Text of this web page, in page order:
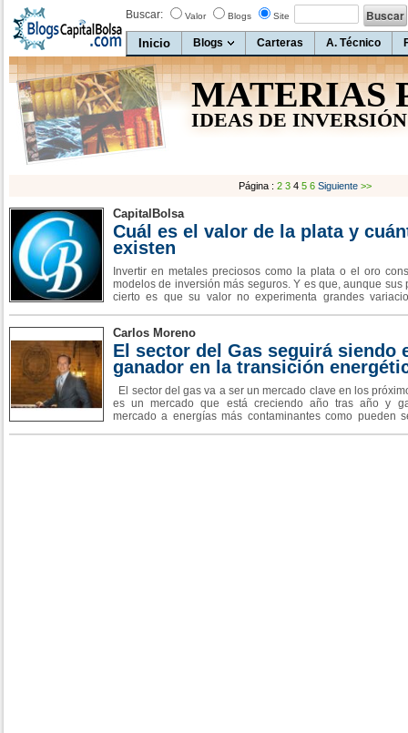
Buscar: Valor Blogs Site
Inicio Blogs Carteras A. Técnico
MATERIAS
IDEAS DE
Página : 2 3 4 5 6 Siguiente >>
CapitalBolsa
Cuál es el valor de la plata y
existen
Invertir en metales preciosos como la plata o el oro
modelos de inversión más seguros. Y es que, aunque sus
cierto es que su valor no experimenta grandes
Carlos Moreno
El sector del Gas seguirá siendo
ganador en la transición
El sector del gas va a ser un mercado clave en los
es un mercado que está creciendo año tras año y
mercado a energías más contaminantes como pueden